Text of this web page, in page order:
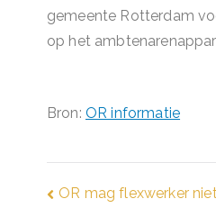
gemeente Rotterdam
op het
Bron: OR informatie
Bericht
OR mag flexwerker